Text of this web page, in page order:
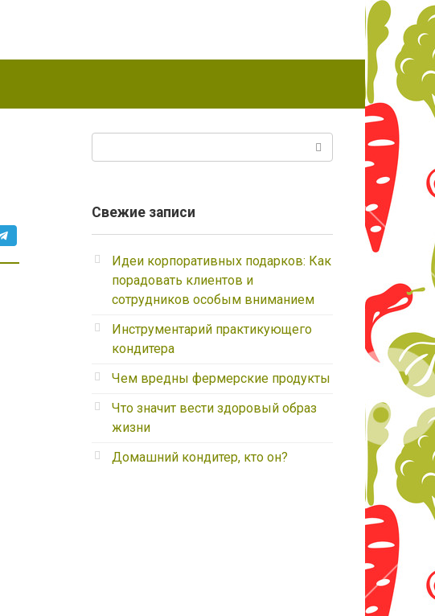
Свежие записи
Идеи корпоративных подарков: Как
порадовать клиентов и
сотрудников особым вниманием
Инструментарий практикующего
кондитера
Чем вредны фермерские продукты
Что значит вести здоровый образ
жизни
Домашний кондитер, кто он?